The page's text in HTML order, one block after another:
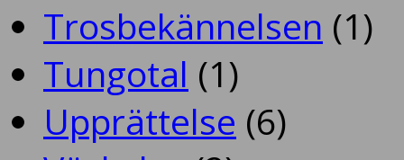
Trosbekännelsen (1)
Tungotal (1)
Upprättelse (6)